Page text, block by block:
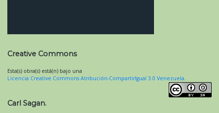
Creative Commons
Esta(s) obra(s) está(n) bajo una
Licencia Creative Commons Atribución-CompartirIgual 3.0 Venezuela.
Carl Sagan.